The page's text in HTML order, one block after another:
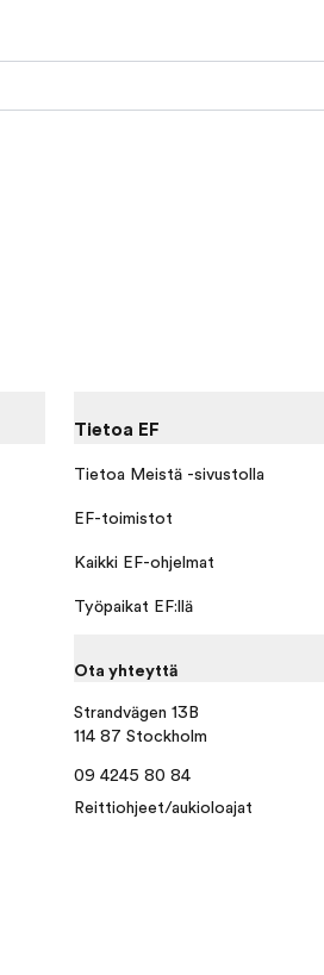
Tietoa EF
Tietoa Meistä -sivustolla
EF-toimistot
Kaikki EF-ohjelmat
Työpaikat EF:llä
Ota yhteyttä
Strandvägen 13B
114 87 Stockholm
09 4245 80 84
Reittiohjeet/aukioloajat